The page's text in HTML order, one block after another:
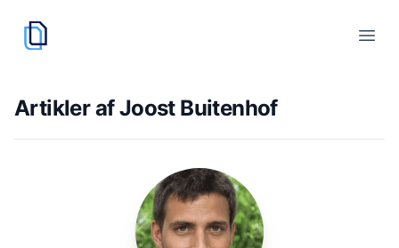
cvskaber.dk
Åbn
Artikler af Joost Buitenhof